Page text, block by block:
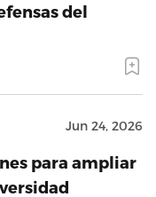
del
Jun 24, 2026
para ampliar